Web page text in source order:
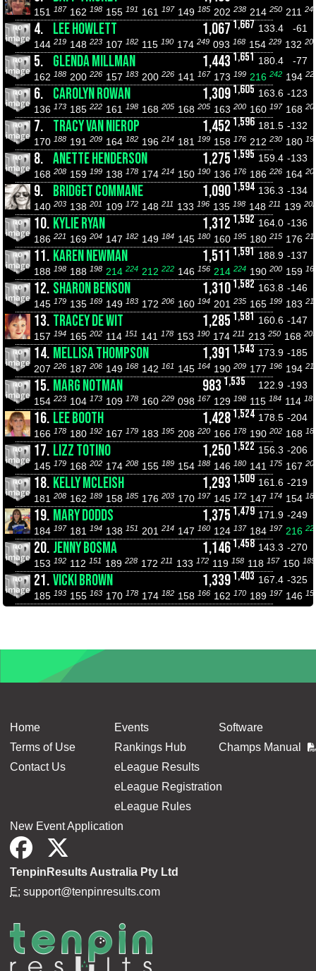
151
187 162 198 155 191 161 197 149 185 202 238 214 250 211
4. LEE HOWLETT 1,067 1,667 133.4
-61
144 219 148 223 107 182 115 190 174 249 093 168 154 229 132
5. GLENDA MILLMAN 1,443 1,651 180.4
-77
162 188 200 226 157 183 200 226 141 167 173 199 216 242 194
6. CAROLYN ROWAN 1,3091,605 163.6 -123
136 173 185 222 161 198 168 205 168 205 163 200 160 197 168
7. TRACY VAN NIEROP 1,452 1,596 181.5 -132
170 188 191 209 164 182 196 214 181 199 158 176 212 230 180
8. ANETTE HENDERSON 1,275 1,595 159.4 -133
168 208 159 199 138 178 174 214 150 190 136 176 186 226 164
9. BRIDGET COMMANE 1,0901,594 136.3 -134
140 203 138 201 109 172 148 211 133 196 135 198 148 211 139 202
10. KYLIE RYAN 1,312 1,592 164.0 -136
186 221 169 204 147 182 149 184 145 180 160 195 180 215 176
11. KAREN NEWMAN 1,511 1,591 188.9 -137
188 198 188 198 214 224 212 222 146 156 214 224 190 200 159
12. SHARON BENSON 1,3101,582 163.8 -146
145 179 135 169 149 183 172 206 160 194 201 235 165 199 183
13. TRACEY DE WIT 1,285 1,581 160.6 -147
157 194 165 202 114 151 141 178 153 190 174 211 213 250 168 205
14. MELLISA THOMPSON 1,391 1,543 173.9 -185
207 226 187 206 149 168 142 161 145 164 190 209 177 196 194
15. MARG NOTMAN 983 1,535 122.9 -193
154 223 104 173 109 178 160 229 098 167 129 198 115 184 114 183
16. LEE BOOTH 1,4281,524 178.5 -204
166 178 180 192 167 179 183 195 208 220 166 178 190 202 168
17. LIZZ TOTINO 1,2501,522 156.3 -206
145 179 168 202 174 208 155 189 154 188 146 180 141 175 167
18. KELLY MCLEISH 1,293 1,509 161.6 -219
181 208 162 189 158 185 176 203 170 197 145 172 147 174 154
19. MARY DODDS 1,375 1,479 171.9 -249
184 197 181 194 138 151 201 214 147 160 124 137 184 197 216
20. JENNY BOSMA 1,1461,458 143.3 -270
153 192 112 151 189 228 172 211 133 172 119 158 118 157 150 189
21.VICKI BROWN 1,3391,403 167.4 -325
185 193 155 163 170 178 174 182 158 166 162 170 189 197 146
Home
Terms of Use
Contact Us
Events
Rankings Hub
eLeague Results
eLeague Registration
eLeague Rules
Software
Champs Manual
New Event Application
TenpinResults Australia Pty Ltd
E: support@tenpinresults.com